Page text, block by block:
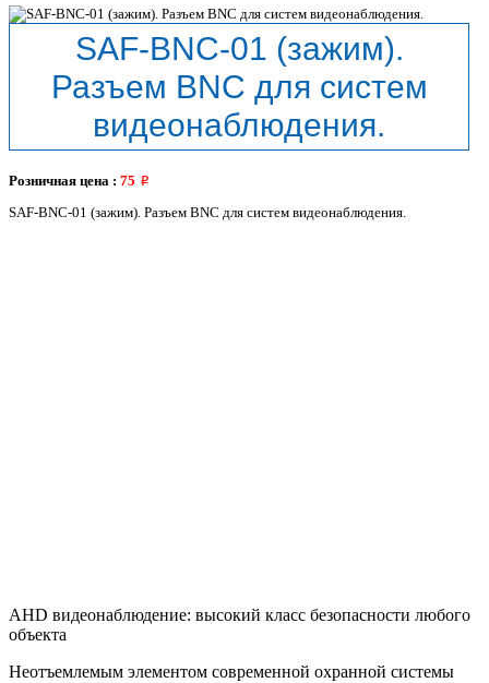
SAF-BNC-01 (зажим).
Разъем BNC для систем
видеонаблюдения.
Розничная цена : 75
SAF-BNC-01 (зажим). Разъем BNC для систем видеонаблюдения.
AHD видеонаблюдение: высокий класс безопасности любого
объекта
Неотъемлемым элементом современной охранной системы